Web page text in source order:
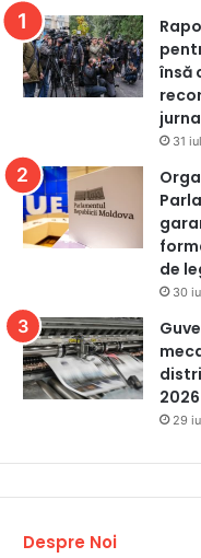
însă
31
de
30
2026
29
Despre Noi